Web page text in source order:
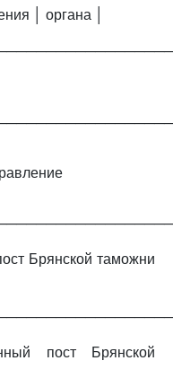
│ органа │
Брянской таможни
пост Брянской